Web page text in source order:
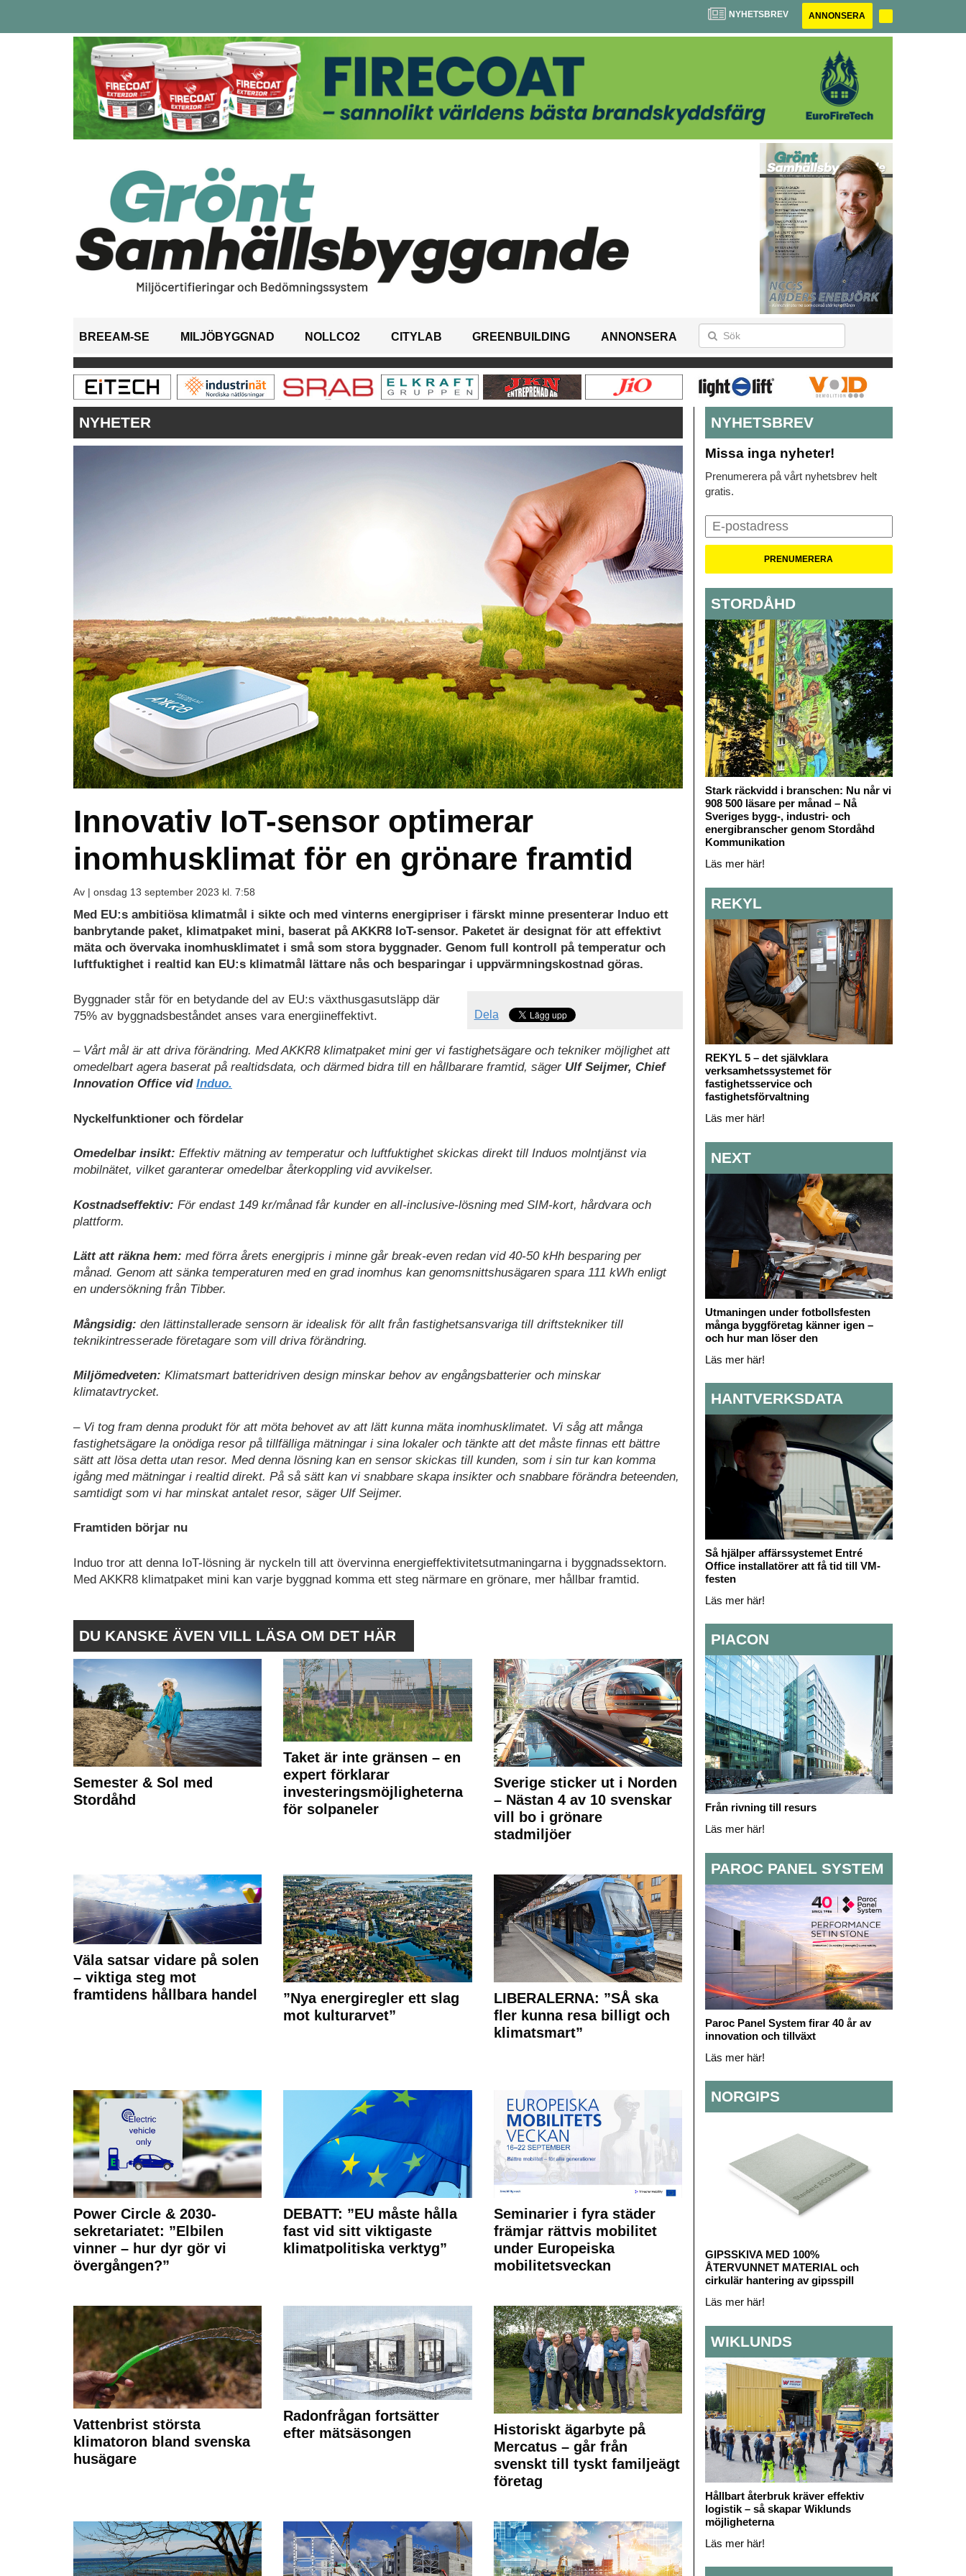
NYHETSBREV ANNONSERA
BREEAM-SE MILJÖBYGGNAD NOLLCO2 CITYLAB GREENBUILDING ANNONSERA
NYHETER
Innovativ IoT-sensor optimerar
inomhusklimat för en grönare framtid
Av | onsdag 13 september 2023 kl. 7:58
Ladda
ned
som
PDF
Med EU:s ambitiösa klimatmål i sikte och med vinterns energipriser i färskt minne presenterar Induo ett
banbrytande paket, klimatpaket mini, baserat på AKKR8 IoT-sensor. Paketet är designat för att effektivt
mäta och övervaka inomhusklimatet i små som stora byggnader. Genom full kontroll på temperatur och
luftfuktighet i realtid kan EU:s klimatmål lättare nås och besparingar i uppvärmningskostnad göras.
Dela
Byggnader står för en betydande del av EU:s växthusgasutsläpp där
75% av byggnadsbeståndet anses vara energiineffektivt.
– Vårt mål är att driva förändring. Med AKKR8 klimatpaket mini ger vi fastighetsägare och tekniker möjlighet att
omedelbart agera baserat på realtidsdata, och därmed bidra till en hållbarare framtid, säger Ulf Seijmer, Chief
Innovation Office vid Induo.
Nyckelfunktioner och fördelar
Omedelbar insikt: Effektiv mätning av temperatur och luftfuktighet skickas direkt till Induos molntjänst via
mobilnätet, vilket garanterar omedelbar återkoppling vid avvikelser.
Kostnadseffektiv: För endast 149 kr/månad får kunder en all-inclusive-lösning med SIM-kort, hårdvara och
plattform.
Lätt att räkna hem: med förra årets energipris i minne går break-even redan vid 40-50 kHh besparing per
månad. Genom att sänka temperaturen med en grad inomhus kan genomsnittshusägaren spara 111 kWh enligt
en undersökning från Tibber.
Mångsidig: den lättinstallerade sensorn är idealisk för allt från fastighetsansvariga till driftstekniker till
teknikintresserade företagare som vill driva förändring.
Miljömedveten: Klimatsmart batteridriven design minskar behov av engångsbatterier och minskar
klimatavtrycket.
– Vi tog fram denna produkt för att möta behovet av att lätt kunna mäta inomhusklimatet. Vi såg att många
fastighetsägare la onödiga resor på tillfälliga mätningar i sina lokaler och tänkte att det måste finnas ett bättre
sätt att lösa detta utan resor. Med denna lösning kan en sensor skickas till kunden, som i sin tur kan komma
igång med mätningar i realtid direkt. På så sätt kan vi snabbare skapa insikter och snabbare förändra beteenden,
samtidigt som vi har minskat antalet resor, säger Ulf Seijmer.
Framtiden börjar nu
Induo tror att denna IoT-lösning är nyckeln till att övervinna energieffektivitetsutmaningarna i byggnadssektorn.
Med AKKR8 klimatpaket mini kan varje byggnad komma ett steg närmare en grönare, mer hållbar framtid.
DU KANSKE ÄVEN VILL LÄSA OM DET HÄR
Semester & Sol med
Stordåhd
Taket är inte gränsen – en
expert förklarar
investeringsmöjligheterna
för solpaneler
Sverige sticker ut i Norden
– Nästan 4 av 10 svenskar
vill bo i grönare
stadmiljöer
Väla satsar vidare på solen
– viktiga steg mot
framtidens hållbara handel
”Nya energiregler ett slag
mot kulturarvet”
LIBERALERNA: ”SÅ ska
fler kunna resa billigt och
klimatsmart”
Power Circle & 2030-
sekretariatet: ”Elbilen
vinner – hur dyr gör vi
övergången?”
DEBATT: ”EU måste hålla
fast vid sitt viktigaste
klimatpolitiska verktyg”
Seminarier i fyra städer
främjar rättvis mobilitet
under Europeiska
mobilitetsveckan
Vattenbrist största
klimatoron bland svenska
husägare
Radonfrågan fortsätter
efter mätsäsongen
Historiskt ägarbyte på
Mercatus – går från
svenskt till tyskt familjeägt
företag
NYHETSBREV
Missa inga nyheter!
Prenumerera på vårt nyhetsbrev helt
gratis.
STORDÅHD
Stark räckvidd i branschen: Nu når vi
908 500 läsare per månad – Nå
Sveriges bygg-, industri- och
energibranscher genom Stordåhd
Kommunikation
Läs mer här!
REKYL
REKYL 5 – det självklara
verksamhetssystemet för
fastighetsservice och
fastighetsförvaltning
Läs mer här!
NEXT
Utmaningen under fotbollsfesten
många byggföretag känner igen –
och hur man löser den
Läs mer här!
HANTVERKSDATA
Så hjälper affärssystemet Entré
Office installatörer att få tid till VM-
festen
Läs mer här!
PIACON
Från rivning till resurs
Läs mer här!
PAROC PANEL SYSTEM
Paroc Panel System firar 40 år av
innovation och tillväxt
Läs mer här!
NORGIPS
GIPSSKIVA MED 100%
ÅTERVUNNET MATERIAL och
cirkulär hantering av gipsspill
Läs mer här!
WIKLUNDS
Hållbart återbruk kräver effektiv
logistik – så skapar Wiklunds
möjligheterna
Läs mer här!